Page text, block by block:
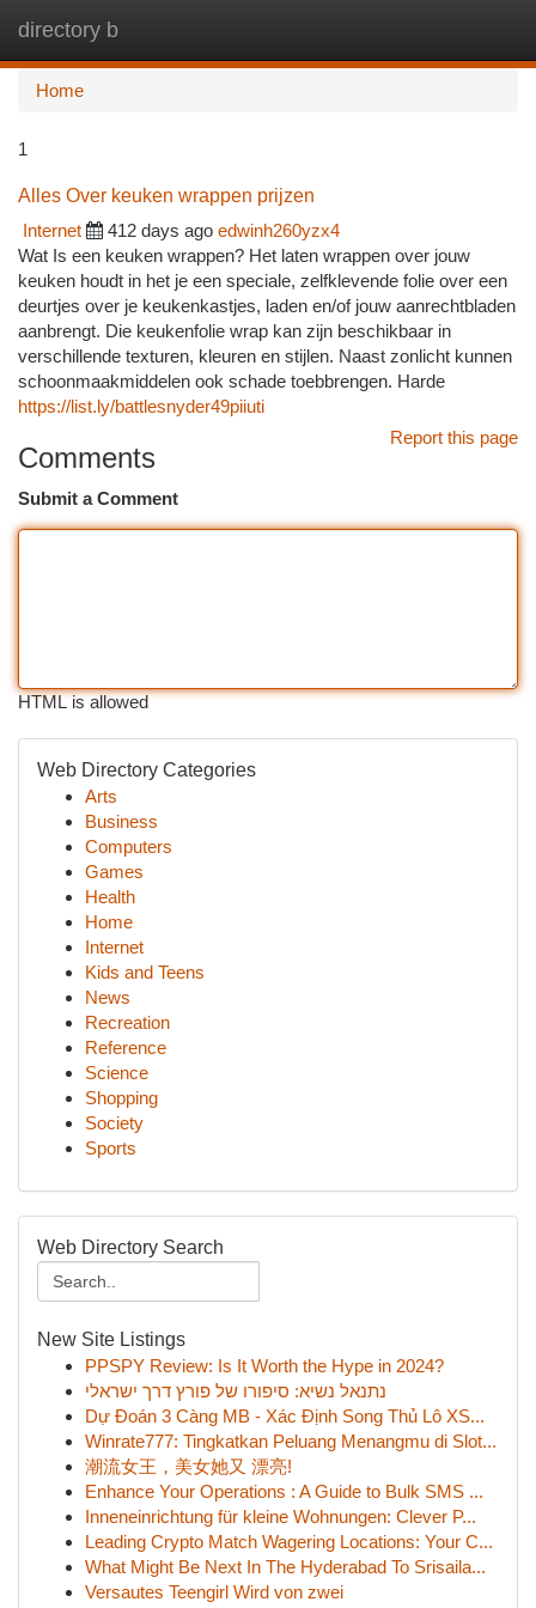
directory b
Home
1
Alles Over keuken wrappen prijzen
Internet
412 days ago edwinh260yzx4
Wat Is een keuken wrappen? Het laten wrappen over jouw
keuken houdt in het je een speciale, zelfklevende folie over een
deurtjes over je keukenkastjes, laden en/of jouw aanrechtbladen
aanbrengt. Die keukenfolie wrap kan zijn beschikbaar in
verschillende texturen, kleuren en stijlen. Naast zonlicht kunnen
schoonmaakmiddelen ook schade toebbrengen. Harde
https://list.ly/battlesnyder49piiuti
Report this page
Comments
Submit a Comment
HTML is allowed
Web Directory Categories
Arts
Business
Computers
Games
Health
Home
Internet
Kids and Teens
News
Recreation
Reference
Science
Shopping
Society
Sports
Web Directory Search
New Site Listings
PPSPY Review: Is It Worth the Hype in 2024?
נתנאל נשיא: סיפורו של פורץ דרך ישראלי
Dự Đoán 3 Càng MB - Xác Định Song Thủ Lô XS...
Winrate777: Tingkatkan Peluang Menangmu di Slot...
潮流女王，美女她又 漂亮!
Enhance Your Operations : A Guide to Bulk SMS ...
Inneneinrichtung für kleine Wohnungen: Clever P...
Leading Crypto Match Wagering Locations: Your C...
What Might Be Next In The Hyderabad To Srisaila...
Versautes Teengirl Wird von zwei